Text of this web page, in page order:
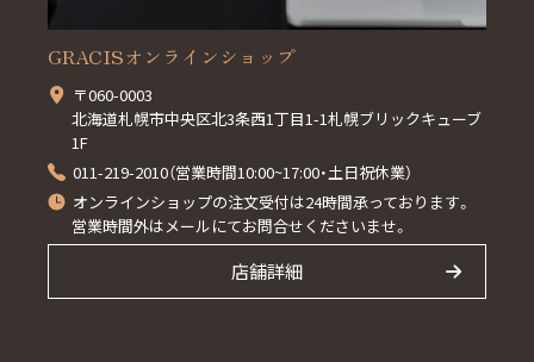
GRACISオンラインショップ
〒060-0003
北海道札幌市中央区北3条西1丁目1-1札幌ブリックキューブ
1F
011-219-2010（営業時間10:00~17:00・土日祝休業）
オンラインショップの注文受付は24時間承っております。
営業時間外はメールにてお問合せくださいませ。
店舗詳細